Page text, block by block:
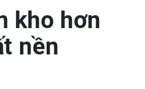
kho hơn
nền